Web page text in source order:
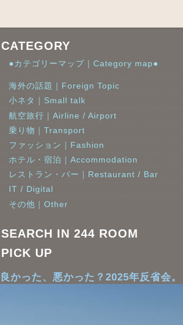
CATEGORY
●カテゴリーマップ｜Category map●
海外の話題｜Foreign Topic
小ネタ｜Small talk
航空旅行｜Airline / Airport
乗り物｜Transport
ファッション｜Fashion
ホテル・宿泊｜Accommodation
レストラン・バー｜Restaurant / Bar
IT / Digital
その他｜Other
SEARCH IN 244 ROOM
PICK UP
良かった、悪かった？2025年反省会